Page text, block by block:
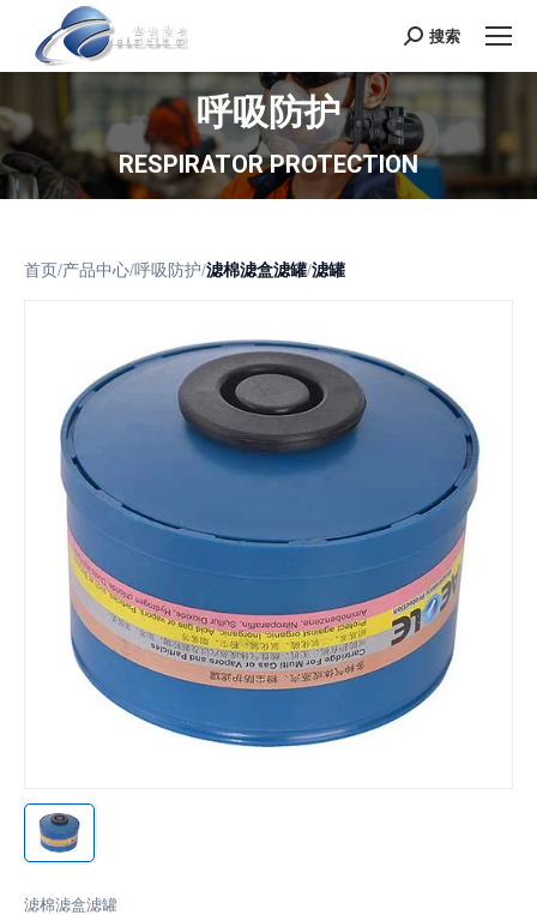
Search:
搜索
呼吸防护
RESPIRATOR PROTECTION
首页 /产品中心/呼吸防护/滤棉滤盒滤罐/滤罐
滤棉滤盒滤罐